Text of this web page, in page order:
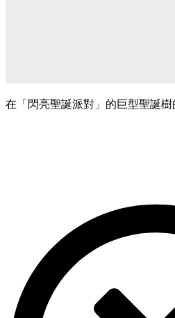
在「閃亮聖誕派對」的巨型聖誕樹